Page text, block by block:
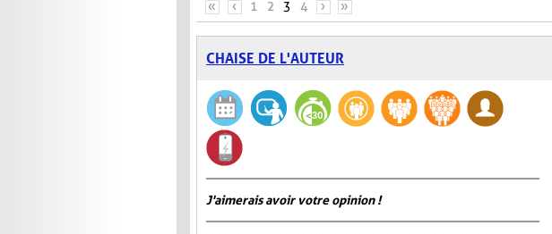
« ‹ 1 2 3 4 › »
CHAISE DE L'AUTEUR
J'aimerais avoir votre opinion !